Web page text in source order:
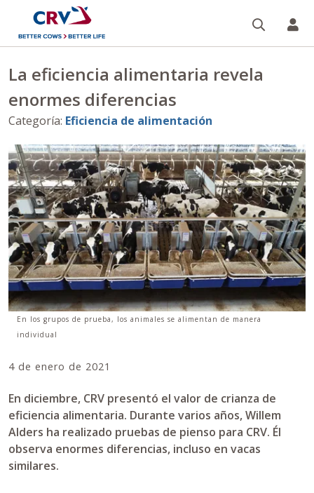
La eficiencia alimentaria revela
enormes diferencias
Categoría: Eficiencia de alimentación
En los grupos de prueba, los animales se alimentan de manera
individual
4 de enero de 2021
En diciembre, CRV presentó el valor de crianza de
eficiencia alimentaria. Durante varios años, Willem
Alders ha realizado pruebas de pienso para CRV. Él
observa enormes diferencias, incluso en vacas
similares.